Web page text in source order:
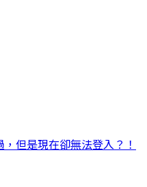
但是現在卻無法登入？！